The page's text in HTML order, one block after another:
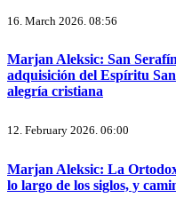
16. March 2026. 08:56
Marjan Aleksic: San
adquisición del Espíritu
alegría cristiana
12. February 2026. 06:00
Marjan Aleksic: La
lo largo de los siglos, y